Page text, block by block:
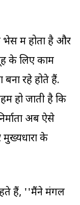
भेस में होता है और
के लिए काम
रहे होते हैं.
हो जाती है कि
अब ऐसे
के
हैं, ''मैंने मंगल